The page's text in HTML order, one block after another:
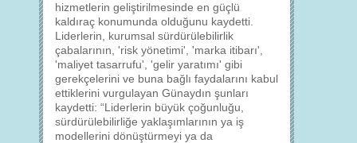
hizmetlerin geliştirilmesinde en güçlü
kaldıraç konumunda olduğunu kaydetti.
Liderlerin, kurumsal sürdürülebilirlik
çabalarının, 'risk yönetimi', 'marka itibarı',
'maliyet tasarrufu', 'gelir yaratımı' gibi
gerekçelerini ve buna bağlı faydalarını kabul
ettiklerini vurgulayan Günaydın şunları
kaydetti: “Liderlerin büyük çoğunluğu,
sürdürülebilirliğe yaklaşımlarının ya iş
modellerini dönüştürmeyi ya da